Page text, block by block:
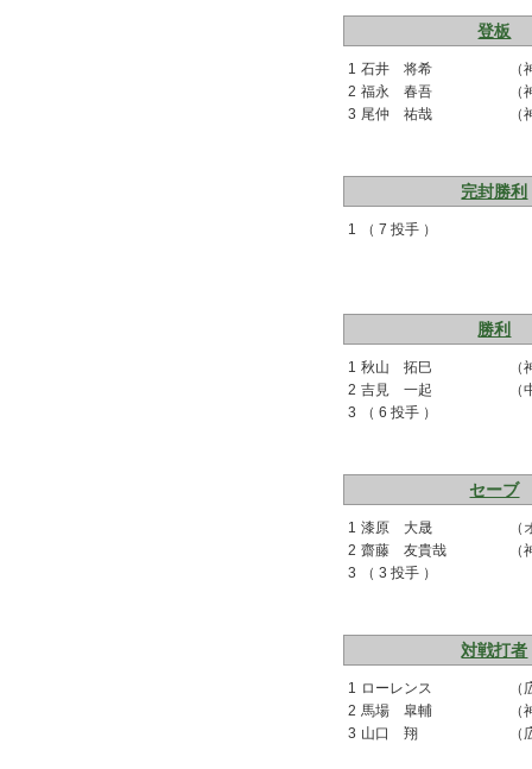
登板
1 石井 将希
（
2 福永 春吾
（
3 尾仲 祐哉 （
完封勝利
1 （ 7 投手 ）
勝利
1 秋山 拓巳
（
2 吉見 一起
（
3
（ 6 投手 ）
セーブ
1 漆原 大晟
（
2 齋藤 友貴哉
（
3
（ 3 投手 ）
対戦打者
1 ローレンス
（
2 馬場 皐輔
（
3 山口 翔 （